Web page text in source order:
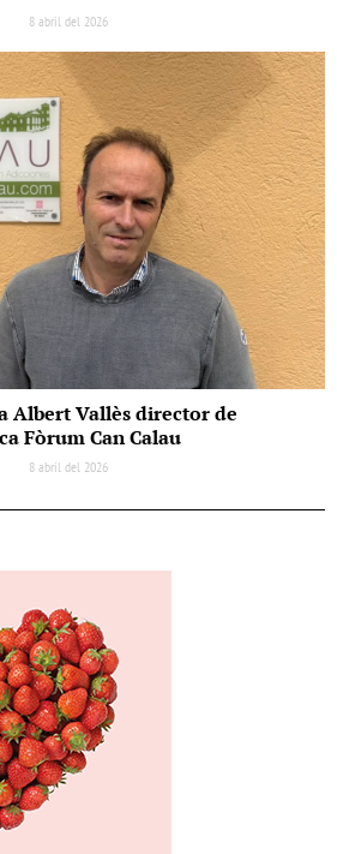
8 abril del 2026
Albert Vallès director de
Fòrum Can Calau
8 abril del 2026